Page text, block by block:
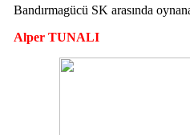
Bandırmagücü SK arasında
Alper TUNALI